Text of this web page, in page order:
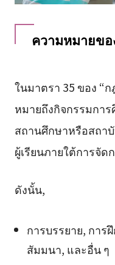
ความหมายข
ในมาตรา 35 ของ “
หมายถึงกิจกรรมกา
สถานศึกษาหรือสถา
ผู้เรียนภายใต้การจัด
ดังนั้น,
การบรรยาย, การ
สัมมนา, และอื่น ๆ